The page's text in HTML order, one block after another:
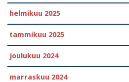
helmikuu 2025
tammikuu 2025
joulukuu 2024
marraskuu 2024